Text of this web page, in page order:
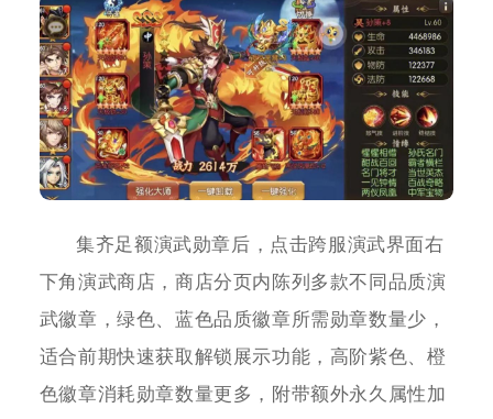
集齐足额演武勋章后，点击跨服演武界面右
下角演武商店，商店分页内陈列多款不同品质演
武徽章，绿色、蓝色品质徽章所需勋章数量少，
适合前期快速获取解锁展示功能，高阶紫色、橙
色徽章消耗勋章数量更多，附带额外永久属性加